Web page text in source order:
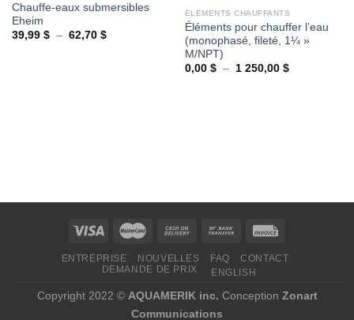
Ajouter
Chauffe-eaux submersibles
Eheim
39,99 $ – 62,70 $Plage
wishlist
ÉLÉMENTS CHAUFFANTS
Éléments pour chauffer l’eau
(monophasé, fileté, 1¼ »
M/NPT)
0,00 $ – 1 250,00 $Plage
ENTREPRISE NOUVELLES FAQ
CONTACT
DEMANDE DE PRIX
ENGLISH
Copyright 2022 © AQUAMERIK inc. Conception Zonart
Communications